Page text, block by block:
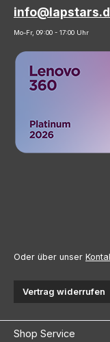
Mo-Fr, 09:00 - 17:00 Uhr
Oder über unser
Vertrag widerrufen
Shop Service